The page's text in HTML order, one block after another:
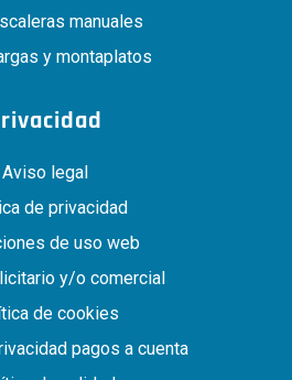
manuales
y montaplatos
Aviso legal
de privacidad
de uso web
y/o comercial
de cookies
pagos a cuenta